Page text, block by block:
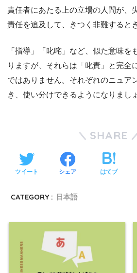
責任者にあたる上の立場の人間が、
責任を追及して、きつく非難すると
「指導」「叱咤」など、似た意味を
りますが、それらは「叱責」と完全
ではありません。それぞれのニュア
き、使い分けできるようになりまし
SHARE
ツイート シェア はてブ
CATEGORY : 日本語